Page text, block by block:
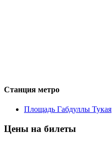
Станция метро
Площадь Габдуллы Тукая
Цены на билеты